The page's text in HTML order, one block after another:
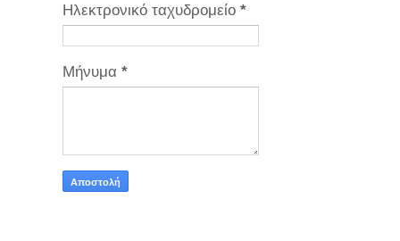
Ηλεκτρονικό ταχυδρομείο *
Μήνυμα *